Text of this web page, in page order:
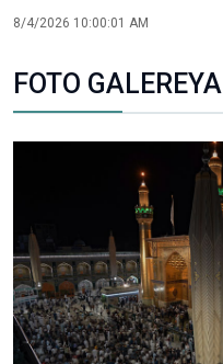
8/4/2026 10:00:01 AM
FOTO GALEREYA